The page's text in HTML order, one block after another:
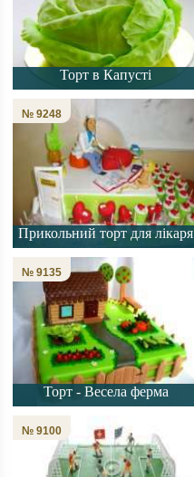
Торт в Капусті
Прикольний торт для лікаря
№ 9248
Торт - Весела ферма
№ 9135
№ 9100